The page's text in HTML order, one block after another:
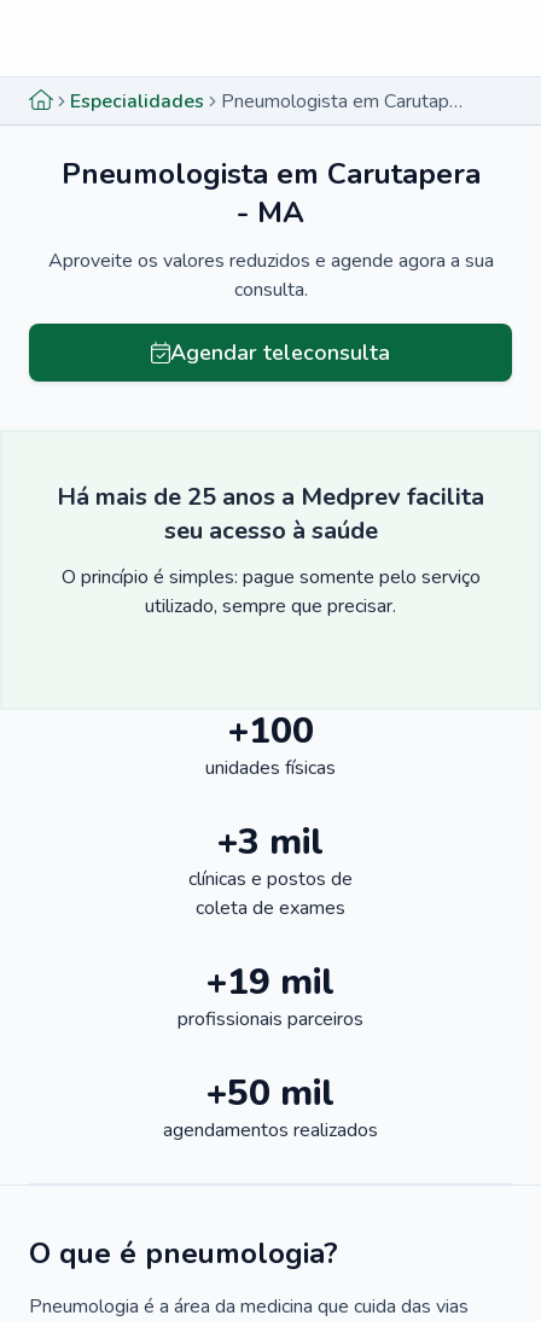
Especialidades Pneumologista em Carutapera - MA
Pneumologista em Carutapera
- MA
Aproveite os valores reduzidos e agende agora a sua
consulta.
Agendar teleconsulta
Há mais de 25 anos a Medprev facilita
seu acesso à saúde
O princípio é simples: pague somente pelo serviço
utilizado, sempre que precisar.
+100
unidades físicas
+3 mil
clínicas e postos de
coleta de exames
+19 mil
profissionais parceiros
+50 mil
agendamentos realizados
O que é pneumologia?
Pneumologia é a área da medicina que cuida das vias